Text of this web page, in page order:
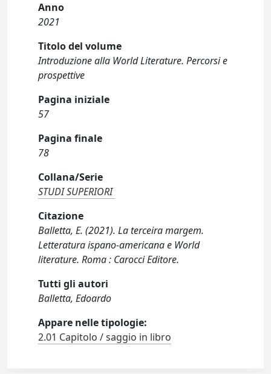
Anno
2021
Titolo del volume
Introduzione alla World Literature. Percorsi e
prospettive
Pagina iniziale
57
Pagina finale
78
Collana/Serie
STUDI SUPERIORI
Citazione
Balletta, E. (2021). La terceira margem.
Letteratura ispano-americana e World
literature. Roma : Carocci Editore.
Tutti gli autori
Balletta, Edoardo
Appare nelle tipologie:
2.01 Capitolo / saggio in libro